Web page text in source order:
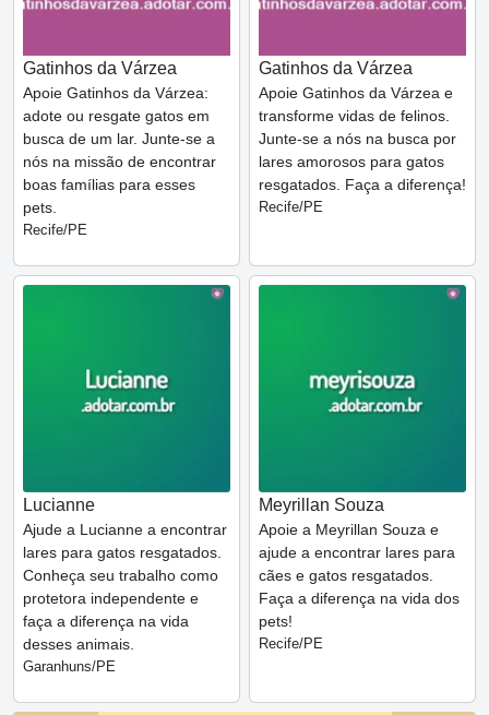
Gatinhos da Várzea
Apoie Gatinhos da Várzea:
adote ou resgate gatos em
busca de um lar. Junte-se a
nós na missão de encontrar
boas famílias para esses
pets.
Recife/PE
Gatinhos da Várzea
Apoie Gatinhos da Várzea e
transforme vidas de felinos.
Junte-se a nós na busca por
lares amorosos para gatos
resgatados. Faça a diferença!
Recife/PE
Lucianne
Ajude a Lucianne a encontrar
lares para gatos resgatados.
Conheça seu trabalho como
protetora independente e
faça a diferença na vida
desses animais.
Garanhuns/PE
Meyrillan Souza
Apoie a Meyrillan Souza e
ajude a encontrar lares para
cães e gatos resgatados.
Faça a diferença na vida dos
pets!
Recife/PE